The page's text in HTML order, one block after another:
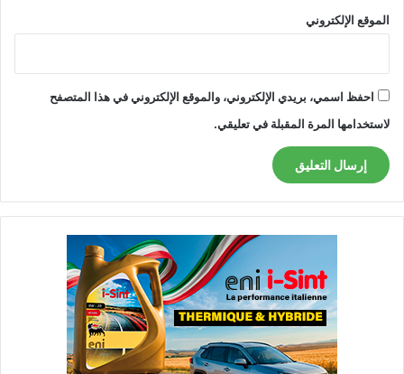
الموقع الإلكتروني
احفظ اسمي، بريدي الإلكتروني، والموقع الإلكتروني في هذا المتصفح
لاستخدامها المرة المقبلة في تعليقي.